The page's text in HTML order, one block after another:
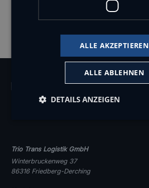
Felix Baptist,Markus Maag
Trio Trans Logistik GmbH
Winterbruckenweg 37
86316 Friedberg-Derching
ALLE AKZEPTIEREN
ALLE ABLEHNEN
DETAILS ANZEIGEN